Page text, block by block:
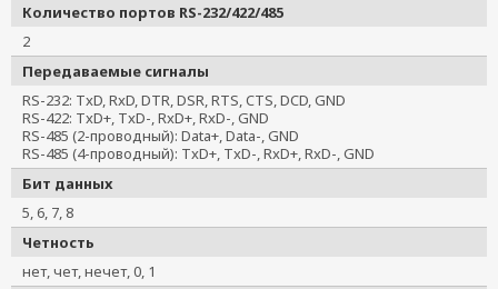
Количество портов RS-232/422/485
2
Передаваемые сигналы
RS-232: TxD, RxD, DTR, DSR, RTS, CTS, DCD, GND
RS-422: TxD+, TxD-, RxD+, RxD-, GND
RS-485 (2-проводный): Data+, Data-, GND
RS-485 (4-проводный): TxD+, TxD-, RxD+, RxD-, GND
Бит данных
5, 6, 7, 8
Четность
нет, чет, нечет, 0, 1